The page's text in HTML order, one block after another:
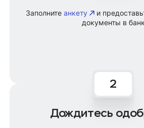
Заполните анкету
и
документы в банк
Дождитесь